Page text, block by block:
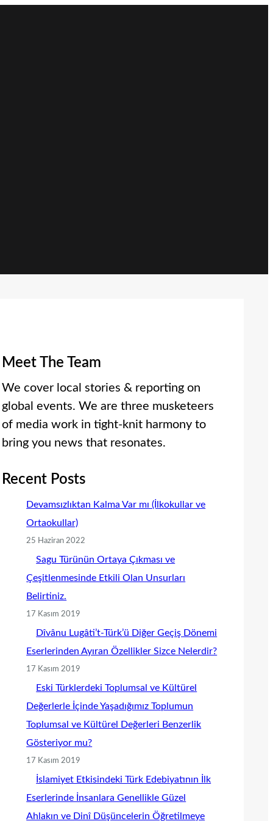
Meet The Team
We cover local stories & reporting on
global events. We are three musketeers
of media work in tight-knit harmony to
bring you news that resonates.
Recent Posts
Devamsızlıktan Kalma Var mı (İlkokullar ve
Ortaokullar)
25 Haziran 2022
Sagu Türünün Ortaya Çıkması ve
Çeşitlenmesinde Etkili Olan Unsurları
Belirtiniz.
17 Kasım 2019
Dîvânu Lugâti’t-Türk’ü Diğer Geçiş Dönemi
Eserlerinden Ayıran Özellikler Sizce Nelerdir?
17 Kasım 2019
Eski Türklerdeki Toplumsal ve Kültürel
Değerlerle İçinde Yaşadığımız Toplumun
Toplumsal ve Kültürel Değerleri Benzerlik
Gösteriyor mu?
17 Kasım 2019
İslamiyet Etkisindeki Türk Edebiyatının İlk
Eserlerinde İnsanlara Genellikle Güzel
Ahlakın ve Dinî Düşüncelerin Öğretilmeye